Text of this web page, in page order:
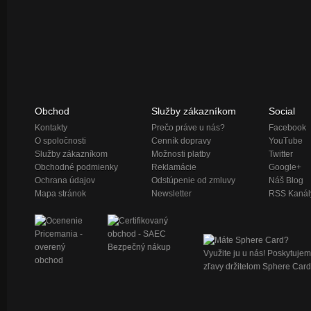
Obchod
Kontakty
O spoločnosti
Služby zákazníkom
Obchodné podmienky
Ochrana údajov
Mapa stránok
Služby zákazníkom
Prečo práve u nás?
Cenník dopravy
Možnosti platby
Reklamácie
Odstúpenie od zmluvy
Newsletter
Social
Facebook
YouTube
Twitter
Google+
Náš Blog
RSS